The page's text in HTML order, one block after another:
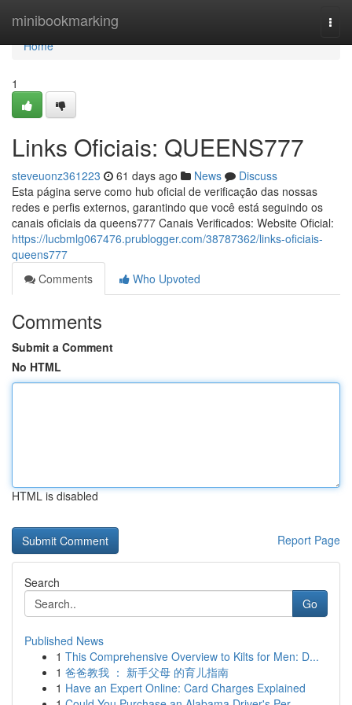
minibookmarking
Home
Home
1
Links Oficiais: QUEENS777
steveuonz361223 61 days ago News
Discuss
Esta página serve como hub oficial de verificação das nossas
redes e perfis externos, garantindo que você está seguindo os
canais oficiais da queens777 Canais Verificados: Website Oficial:
https://lucbmlg067476.prublogger.com/38787362/links-oficiais-
queens777
Comments
Who Upvoted
Comments
Submit a Comment
No HTML
HTML is disabled
Report Page
Search
Go
Published News
1 This Comprehensive Overview to Kilts for Men: D...
1 爸爸教我 ： 新手父母 的育儿指南
1 Have an Expert Online: Card Charges Explained